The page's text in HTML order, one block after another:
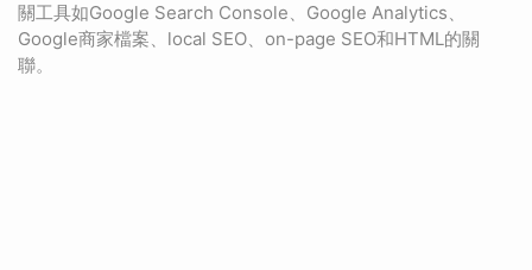
關工具如Google Search Console、Google Analytics、
Google商家檔案、local SEO、on-page SEO和HTML的關
聯。